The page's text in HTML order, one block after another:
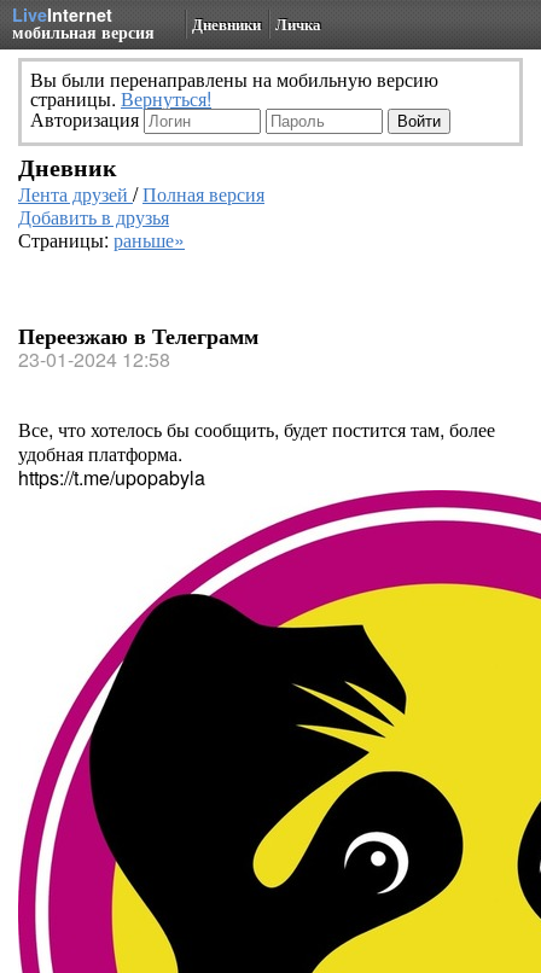
LiveInternet
мобильная версия Дневники Личка
Вы были перенаправлены на мобильную версию
страницы. Вернуться!
Авторизация
Дневник
Лента друзей /Полная версия
Добавить в друзья
Страницы: раньше»
Переезжаю в Телеграмм
23-01-2024 12:58
Все, что хотелось бы сообщить, будет постится там, более
удобная платформа.
https://t.me/upopabyla